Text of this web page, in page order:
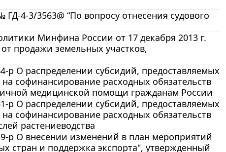
4-3/3563@ “По вопросу отнесения судового
Минфина России от 17 декабря 2013 г.
продажи земельных участков,
р О распределении субсидий, предоставляемых
софинансирование расходных обязательств
медицинской помощи гражданам России
р О распределении субсидий, предоставляемых
софинансирование расходных обязательств
растениеводства
р О внесении изменений в план мероприятий
стран и поддержка экспорта", утвержденный